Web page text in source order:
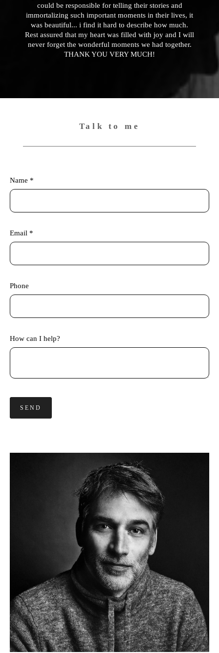
could be responsible for telling their stories and
immortalizing such important moments in their lives, it
was beautiful... i find it hard to describe how much.
Rest assured that my heart was filled with joy and I will
never forget the wonderful moments we had together.
THANK YOU VERY MUCH!
Talk to me
Name *
Email *
Phone
How can I help?
SEND